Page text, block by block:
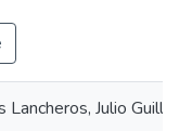
Lancheros, Julio